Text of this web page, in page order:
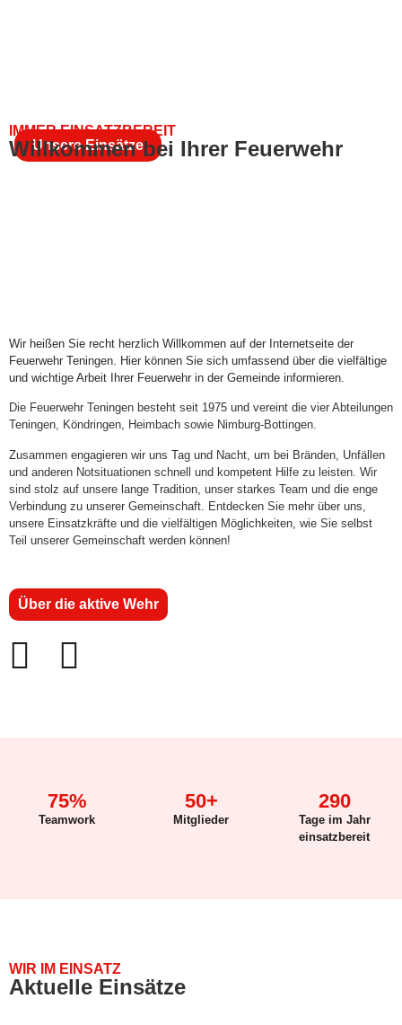
Unsere Einsätze
IMMER EINSATZBEREIT
Willkommen bei Ihrer Feuerwehr
Wir heißen Sie recht herzlich Willkommen auf der Internetseite der
Feuerwehr Teningen. Hier können Sie sich umfassend über die vielfältige
und wichtige Arbeit Ihrer Feuerwehr in der Gemeinde informieren.
Die Feuerwehr Teningen besteht seit 1975 und vereint die vier Abteilungen
Teningen, Köndringen, Heimbach sowie Nimburg-Bottingen.
Zusammen engagieren wir uns Tag und Nacht, um bei Bränden, Unfällen
und anderen Notsituationen schnell und kompetent Hilfe zu leisten. Wir
sind stolz auf unsere lange Tradition, unser starkes Team und die enge
Verbindung zu unserer Gemeinschaft. Entdecken Sie mehr über uns,
unsere Einsatzkräfte und die vielfältigen Möglichkeiten, wie Sie selbst
Teil unserer Gemeinschaft werden können!
Über die aktive Wehr
Teamwork
75%
Mitglieder
50+
Tage im Jahr
einsatzbereit
290
WIR IM EINSATZ
Aktuelle Einsätze